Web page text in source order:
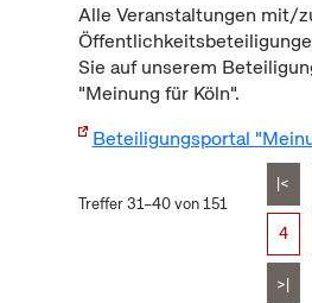
Alle Veranstaltungen mit/
Sie auf unserem
"Meinung für Köln".
Beteiligungsportal
Treffer 31–40 von 151
|<
4
>|